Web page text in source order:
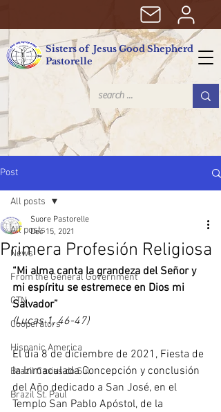
Sisters of Jesus Good Shepherd
Pastorelle
Post
All posts
News
From the General Government
CTN
Cooperators
Hispanic America
Brazil Caxias do Sul
Brazil St. Paul
All posts
Primera Profesión Religiosa
Suore Pastorelle
Dec 15, 2021
“Mi alma canta la grandeza del Señor y
mi espíritu se estremece en Dios mi
Salvador”
(Lucas 1, 46-47)
El día 8 de diciembre de 2021, Fiesta de
la Inmaculada Concepción y conclusión
del Año dedicado a San José, en el
Templo San Pablo Apóstol, de la